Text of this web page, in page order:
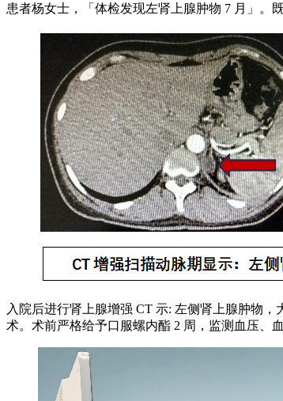
患者杨女士，「体检发现左肾上腺肿物 7 月」。
入院后进行肾上腺增强 CT 示: 左侧肾上腺肿物
术。术前严格给予口服螺内酯 2 周，监测血压、